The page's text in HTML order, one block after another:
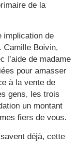
de la
implication de
Camille Boivin,
l’aide de madame
pour amasser
à la vente de
gens, les trois
un montant
fiers de vous.
déjà, cette